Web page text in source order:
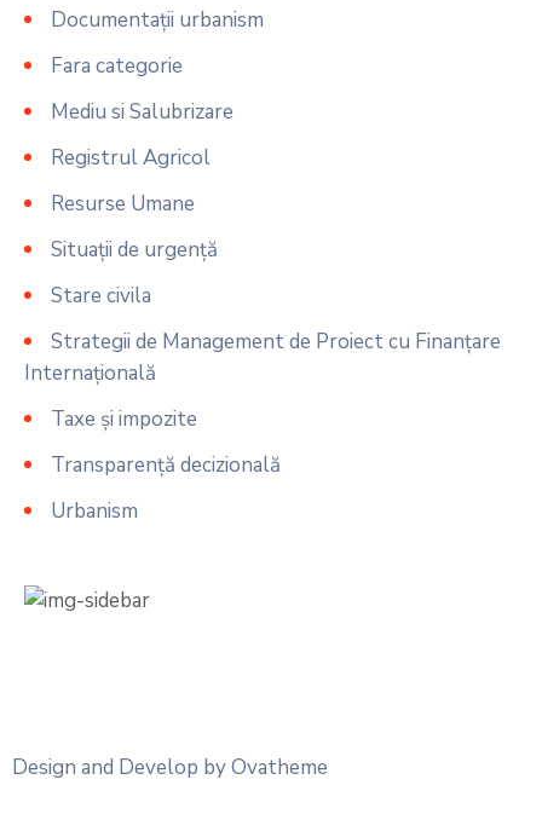
Documentații urbanism
Fara categorie
Mediu si Salubrizare
Registrul Agricol
Resurse Umane
Situații de urgență
Stare civila
Strategii de Management de Proiect cu Finanțare
Internațională
Taxe și impozite
Transparență decizională
Urbanism
Design and Develop by Ovatheme